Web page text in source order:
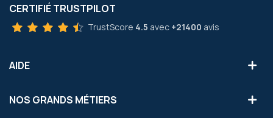
CERTIFIÉ TRUSTPILOT
TrustScore 4.5 avec +21400 avis
AIDE
NOS GRANDS MÉTIERS